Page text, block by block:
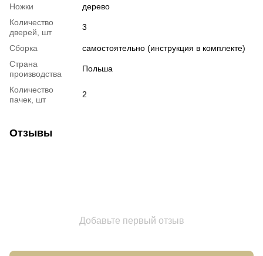
Ножки
дерево
Количество
дверей, шт
3
Сборка
самостоятельно (инструкция в комплекте)
Страна
производства
Польша
Количество
пачек, шт
2
Отзывы
Добавьте первый отзыв